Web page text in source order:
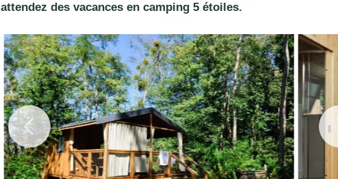
attendez des vacances en camping 5 étoiles.